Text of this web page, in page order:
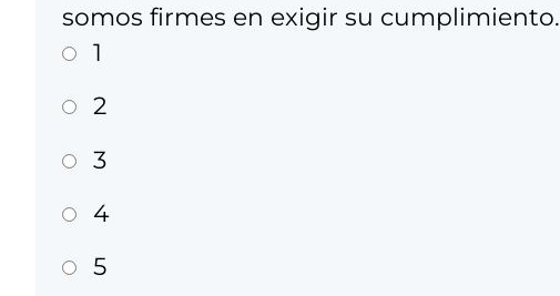
somos firmes en exigir su cumplimiento.
1
2
3
4
5